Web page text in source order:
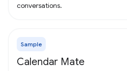
conversations.
Sample
Calendar Mate